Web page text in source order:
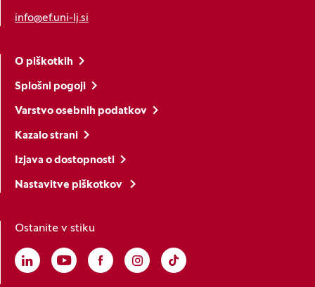
info@ef.uni-lj.si
O piškotkih
Splošni pogoji
Varstvo osebnih podatkov
Kazalo strani
Izjava o dostopnosti
Nastavitve piškotkov
Ostanite v stiku
Linkedin
(Odpre se v novem oknu)
Youtube
(Odpre se v novem oknu)
Facebook
(Odpre se v novem oknu)
Instagram
(Odpre se v novem oknu)
TikTok
(Odpre se v novem oknu)